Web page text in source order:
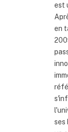
est
en
ses